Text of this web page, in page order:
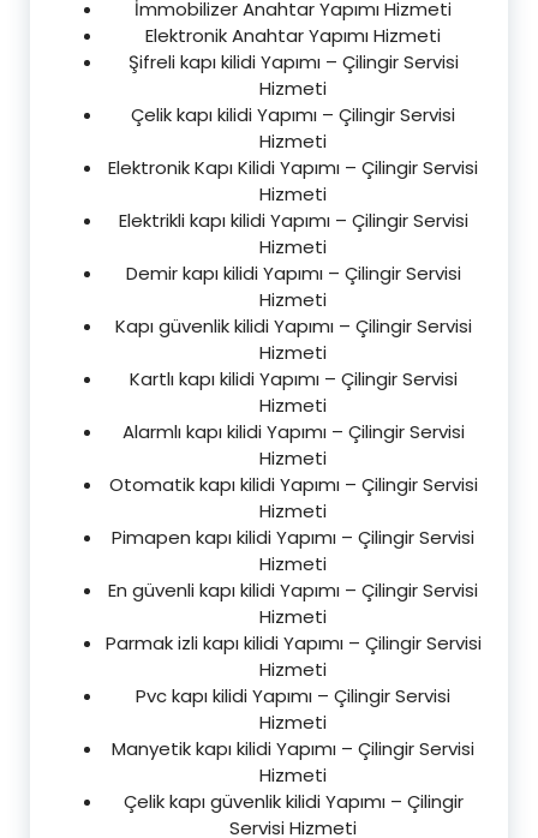
İmmobilizer Anahtar Yapımı Hizmeti
Elektronik Anahtar Yapımı Hizmeti
Şifreli kapı kilidi Yapımı – Çilingir Servisi
Hizmeti
Çelik kapı kilidi Yapımı – Çilingir Servisi
Hizmeti
Elektronik Kapı Kilidi Yapımı – Çilingir Servisi
Hizmeti
Elektrikli kapı kilidi Yapımı – Çilingir Servisi
Hizmeti
Demir kapı kilidi Yapımı – Çilingir Servisi
Hizmeti
Kapı güvenlik kilidi Yapımı – Çilingir Servisi
Hizmeti
Kartlı kapı kilidi Yapımı – Çilingir Servisi
Hizmeti
Alarmlı kapı kilidi Yapımı – Çilingir Servisi
Hizmeti
Otomatik kapı kilidi Yapımı – Çilingir Servisi
Hizmeti
Pimapen kapı kilidi Yapımı – Çilingir Servisi
Hizmeti
En güvenli kapı kilidi Yapımı – Çilingir Servisi
Hizmeti
Parmak izli kapı kilidi Yapımı – Çilingir Servisi
Hizmeti
Pvc kapı kilidi Yapımı – Çilingir Servisi
Hizmeti
Manyetik kapı kilidi Yapımı – Çilingir Servisi
Hizmeti
Çelik kapı güvenlik kilidi Yapımı – Çilingir
Servisi Hizmeti